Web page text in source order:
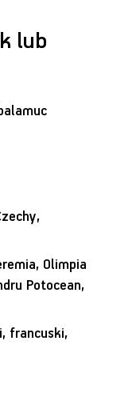
lub
Olimpia
Potocean,
francuski,